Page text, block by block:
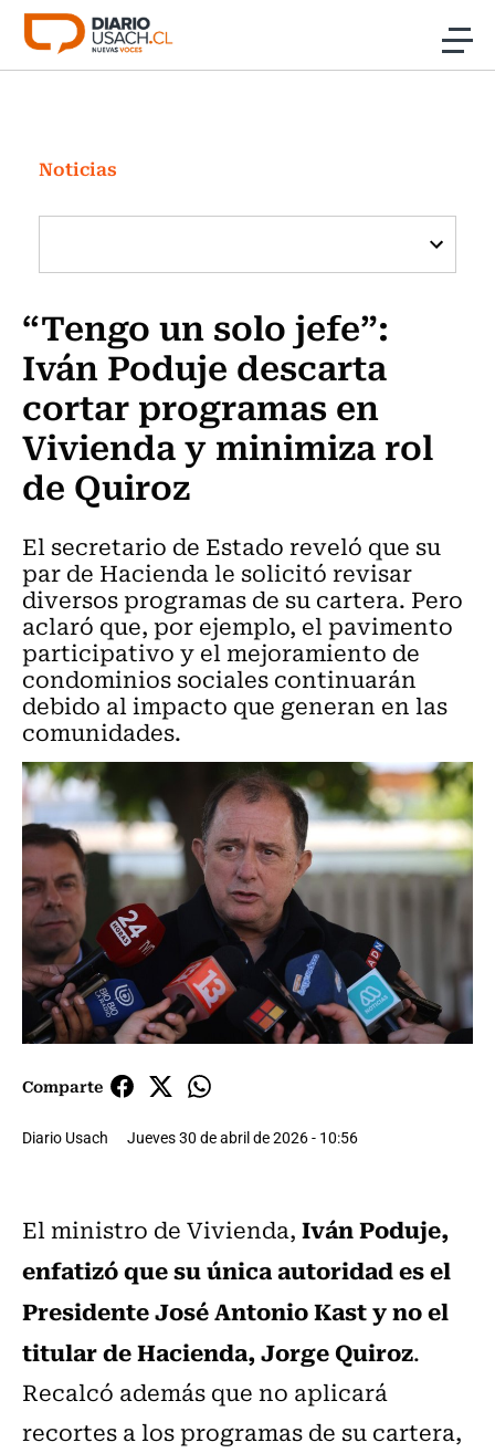
Click acá para ir directamente al contenido
Investigación
Cultura
Programas Radio y TV Usach
Noticias
“Tengo un solo jefe”:
Iván Poduje descarta
cortar programas en
Vivienda y minimiza rol
de Quiroz
El secretario de Estado reveló que su
par de Hacienda le solicitó revisar
diversos programas de su cartera. Pero
aclaró que, por ejemplo, el pavimento
participativo y el mejoramiento de
condominios sociales continuarán
debido al impacto que generan en las
comunidades.
Comparte
Diario Usach Jueves 30 de abril de 2026 - 10:56
El ministro de Vivienda,Iván Poduje,
enfatizó que su única autoridad es el
Presidente José Antonio Kast y no el
titular de Hacienda, Jorge Quiroz.
Recalcó además que no aplicará
recortes a los programas de su cartera,